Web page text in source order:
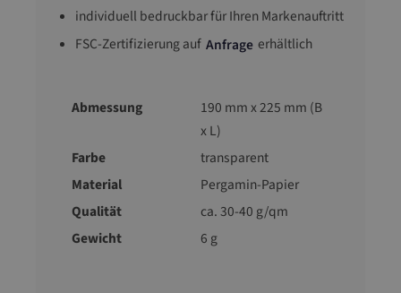
individuell bedruckbar für Ihren Markenauftritt
FSC-Zertifizierung auf Anfrage erhältlich
Abmessung
190 mm x 225 mm (B
x L)
Farbe
transparent
Material
Pergamin-Papier
Qualität
ca. 30-40 g/qm
Gewicht
6 g